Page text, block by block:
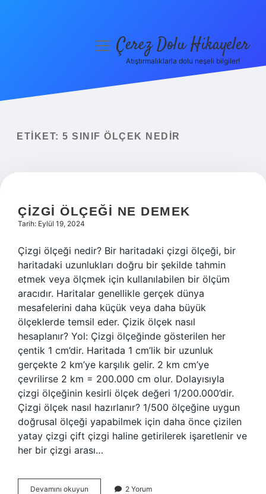
Yasal Uyarı
menüyüÇerez Dolu Hikayeler
Atıştırmalıklarla dolu neşeli bilgiler!
ETIKET: 5 SINIF ÖLÇEK NEDIR
ÇIZGI ÖLÇEĞI NE DEMEK
Tarih: Eylül 19, 2024
Çizgi ölçeği nedir? Bir haritadaki çizgi ölçeği, bir
haritadaki uzunlukları doğru bir şekilde tahmin
etmek veya ölçmek için kullanılabilen bir ölçüm
aracıdır. Haritalar genellikle gerçek dünya
mesafelerini daha küçük veya daha büyük
ölçeklerde temsil eder. Çizik ölçek nasıl
hesaplanır? Yol: Çizgi ölçeğinde gösterilen her
çentik 1 cm’dir. Haritada 1 cm’lik bir uzunluk
gerçekte 2 km’ye karşılık gelir. 2 km cm’ye
çevrilirse 2 km = 200.000 cm olur. Dolayısıyla
çizgi ölçeğinin kesirli ölçek değeri 1/200.000’dir.
Çizgi ölçek nasıl hazırlanır? 1/500 ölçeğine uygun
doğrusal ölçeği yapabilmek için daha önce çizilen
yatay çizgi çift çizgi haline getirilerek işaretlenir ve
her bir çizgi arası…
Devamını okuyun 2 Yorum